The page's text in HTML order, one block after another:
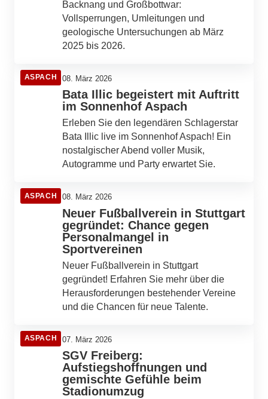
Backnang und Großbottwar:
Vollsperrungen, Umleitungen und
geologische Untersuchungen ab März
2025 bis 2026.
ASPACH 08. März 2026
Bata Illic begeistert mit Auftritt
im Sonnenhof Aspach
Erleben Sie den legendären Schlagerstar
Bata Illic live im Sonnenhof Aspach! Ein
nostalgischer Abend voller Musik,
Autogramme und Party erwartet Sie.
ASPACH 08. März 2026
Neuer Fußballverein in Stuttgart
gegründet: Chance gegen
Personalmangel in
Sportvereinen
Neuer Fußballverein in Stuttgart
gegründet! Erfahren Sie mehr über die
Herausforderungen bestehender Vereine
und die Chancen für neue Talente.
ASPACH 07. März 2026
SGV Freiberg:
Aufstiegshoffnungen und
gemischte Gefühle beim
Stadionumzug